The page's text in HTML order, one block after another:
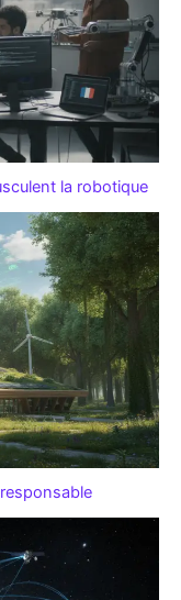
la robotique